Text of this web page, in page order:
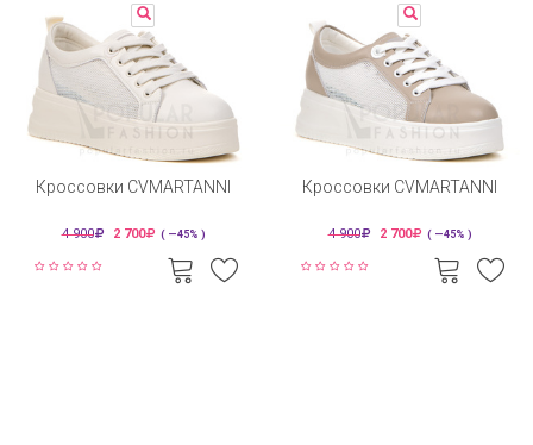
Кроссовки CVMARTANNI
4 900 2 700 ( —45% )
Кроссовки CVMARTANNI
4 900 2 700 ( —45% )